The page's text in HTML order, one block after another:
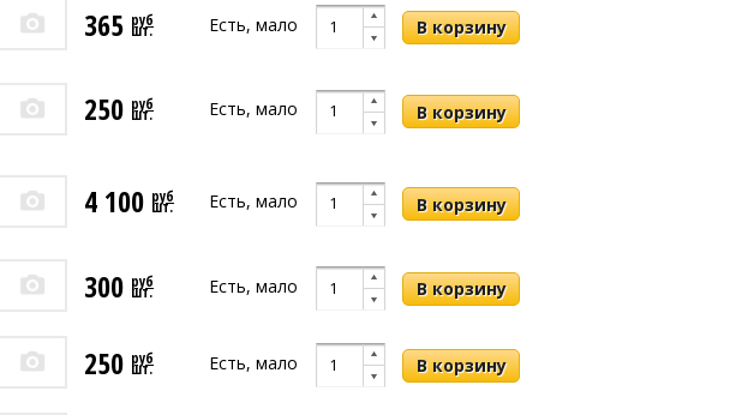
365 руб
шт. Есть, мало
250 руб
шт. Есть, мало
4 100 руб
шт. Есть, мало
300 руб
шт. Есть, мало
250 руб
шт. Есть, мало